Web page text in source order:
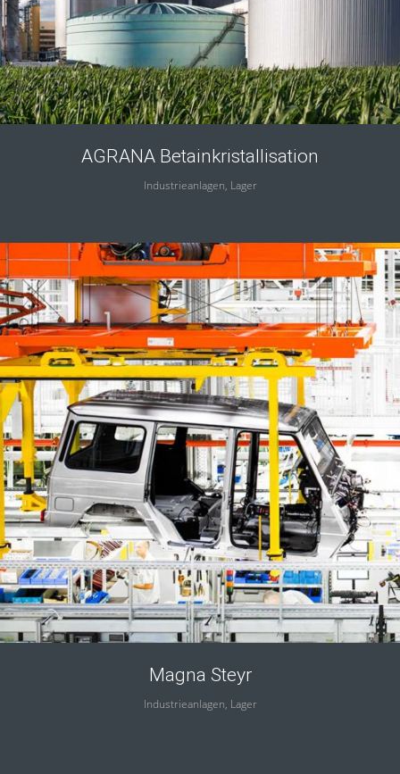
AGRANA Betainkristallisation
Industrieanlagen, Lager
Magna Steyr
Industrieanlagen, Lager